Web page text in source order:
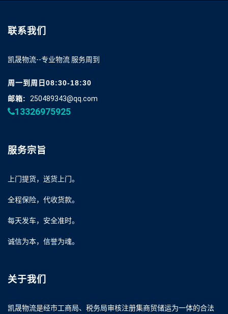
联系我们
凯晟物流--专业物流 服务周到
周一到周日08:30-18:30
邮箱:
250489343@qq.com
13326975925
服务宗旨
上门提货，送货上门。
全程保险，代收货款。
每天发车，安全准时。
诚信为本，信誉为魂。
关于我们
凯晟物流是经市工商局、税务局审核注册集商贸储运为一体的合法